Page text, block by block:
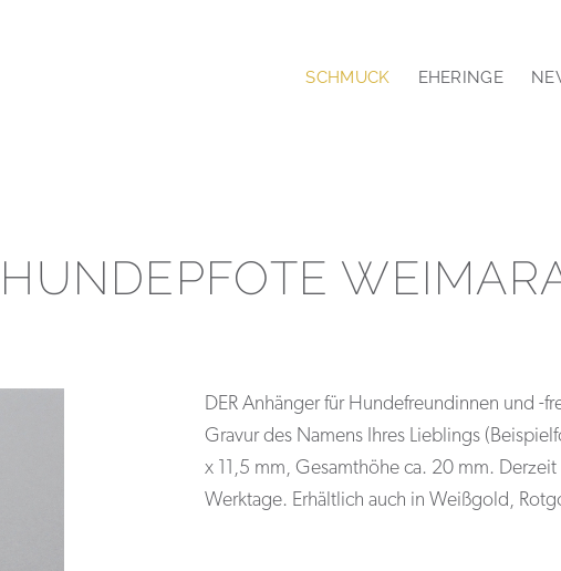
SCHMUCK EHERINGE
DER Anhänger für Hundefreundinnen und -
Gravur des Namens Ihres Lieblings
x 11,5 mm, Gesamthöhe ca. 20 mm.
Werktage. Erhältlich auch in Weißgold,